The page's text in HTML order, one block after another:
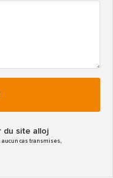
du site alloj
cas transmises,